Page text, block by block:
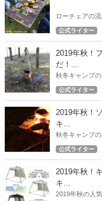
ローチェアの
ーテーブルの
公式ライター
2019年秋！
だ！...
秋冬キャンプ
人気の焚き火
公式ライター
2019年秋！
キ...
秋冬キャンプ
で徹底リサー
公式ライター
2019年秋！
キ...
2019年秋の人